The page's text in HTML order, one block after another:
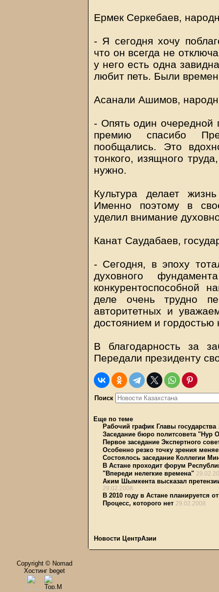
Ермек Серкебаев,
- Я сегодня хочу
что он всегда не
у него есть одна
любит петь. Были
Асанали Ашимов,
- Опять один очередной
премию спасибо
пообщались. Это
тонкого, изящного
нужно.
Культура делает
Именно поэтому в
уделил внимание
Канат Саудабаев,
- Сегодня, в эпоху
духовного
конкурентоспособной
деле очень трудно
авторитетных и
достоянием и
В благодарность за
Передали президенту
Поиск
Еще по теме
Рабочий график Главы государства
Заседание бюро политсовета "Нур
Первое заседание Экспертного
Особенно резко точку зрения
Состоялось заседание Коллегии
В Астане проходит форум
"Впереди нелегкие времена"
Аким Шымкента высказал
29.02.2008
В 2010 году в Астане планируется
Процесс, которого нет 29.02.2008
Новости ЦентрАзии
Copyright © Nomad
Хостинг beget